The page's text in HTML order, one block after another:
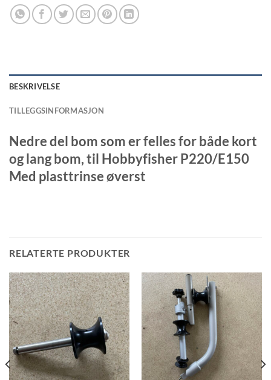
BESKRIVELSE
TILLEGGSINFORMASJON
Nedre del bom som er felles for både kort
og lang bom, til Hobbyfisher P220/E150
Med plasttrinse øverst
RELATERTE PRODUKTER